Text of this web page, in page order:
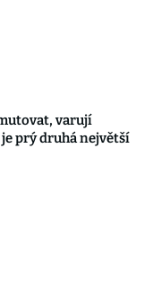
varují
prý druhá největší